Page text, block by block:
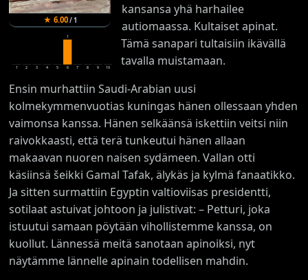
★ 6.00/1
1 2 3 4 5
1
6 7 8 9 10
kansansa yhä harhailee
autiomaassa. Kultaiset apinat.
Tämä sanapari tultaisiin ikävällä
tavalla muistamaan.
Ensin murhattiin Saudi-Arabian uusi
kolmekymmenvuotias kuningas hänen ollessaan yhden
vaimonsa kanssa. Hänen selkäänsä iskettiin veitsi niin
raivokkaasti, että terä tunkeutui hänen allaan
makaavan nuoren naisen sydämeen. Vallan otti
käsiinsä šeikki Gamal Tafak, älykäs ja kylmä fanaatikko.
Ja sitten surmattiin Egyptin valtioviisas presidentti,
sotilaat astuivat johtoon ja julistivat: – Petturi, joka
istuutui samaan pöytään vihollistemme kanssa, on
kuollut. Lännessä meitä sanotaan apinoiksi, nyt
näytämme lännelle apinain todellisen mahdin.